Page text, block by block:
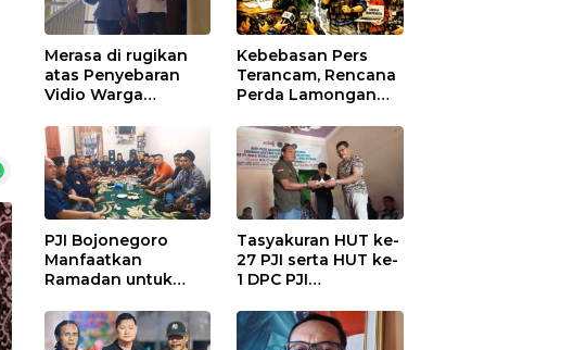
Merasa di rugikan
atas Penyebaran
Vidio Warga
Ke Polres
Bojonegoro
Kebebasan Pers
Terancam, Rencana
Perda Lamongan
PJI Bojonegoro
Manfaatkan
Ramadan untuk
Organisasi dan
Kebersamaan
Tasyakuran HUT ke-
27 PJI serta HUT ke-
1 DPC PJI
Hadiri Puluhan
Wartawan